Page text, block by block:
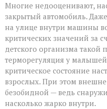
Многие недооценивают,
закрытый автомобиль.
на улице внутри машины
критических значений за
детского организма такой
терморегуляция у малышей
критическое состояние
взрослых. При этом внешне
безобидной — ведь
насколько жарко внутри.